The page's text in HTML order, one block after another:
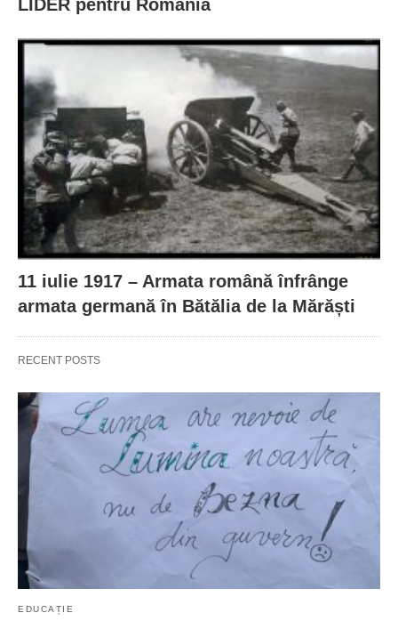
LIDER pentru România
11 iulie 1917 – Armata română înfrânge
armata germană în Bătălia de la Mărăști
RECENT POSTS
EDUCAȚIE